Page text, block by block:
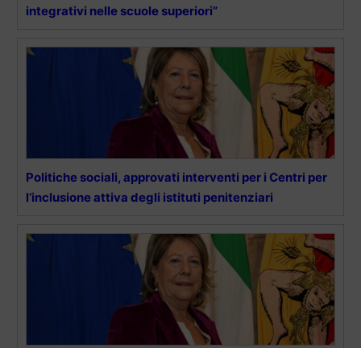
integrativi nelle scuole superiori”
Politiche sociali, approvati interventi per i Centri per
l’inclusione attiva degli istituti penitenziari